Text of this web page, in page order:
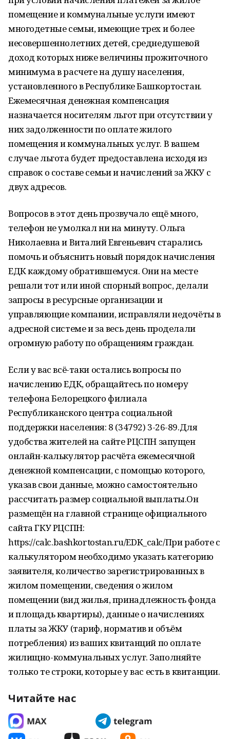
помещение и коммунальные услуги имеют
многодетные семьи, имеющие трех и более
несовершеннолетних детей, среднедушевой
доход которых ниже величины прожиточного
минимума в расчете на душу населения,
установленного в Республике Башкортостан.
Ежемесячная денежная компенсация
назначается носителям льгот при отсутствии у
них задолженности по оплате жилого
помещения и коммунальных услуг. В вашем
случае льгота будет предоставлена исходя из
справок о составе семьи и начислений за ЖКУ с
двух адресов.
Вопросов в этот день прозвучало ещё много,
телефон не умолкал ни на минуту. Ольга
Николаевна и Виталий Евгеньевич старались
помочь и объяснить новый порядок начисления
ЕДК каждому обратившемуся. Они на месте
решали тот или иной спорный вопрос, делали
запросы в ресурсные организации и
управляющие компании, исправляли недочёты в
адресной системе и за весь день проделали
огромную работу по обращениям граждан.
Если у вас всё-таки остались вопросы по
начислению ЕДК, обращайтесь по номеру
телефона Белорецкого филиала
Республиканского центра социальной
поддержки населения: 8 (34792) 3-26-89.Для
удобства жителей на сайте РЦСПН запущен
онлайн-калькулятор расчёта ежемесячной
денежной компенсации, с помощью которого,
указав свои данные, можно самостоятельно
рассчитать размер социальной выплаты.Он
размещён на главной странице официального
сайта ГКУ РЦСПН:
https://calc.bashkortostan.ru/EDK_calc/При работе с
калькулятором необходимо указать категорию
заявителя, количество зарегистрированных в
жилом помещении, сведения о жилом
помещении (вид жилья, принадлежность фонда
и площадь квартиры), данные о начислениях
платы за ЖКУ (тариф, норматив и объём
потребления) из ваших квитанций по оплате
жилищно-коммунальных услуг. Заполняйте
только те строки, которые у вас есть в квитанции.
Читайте нас